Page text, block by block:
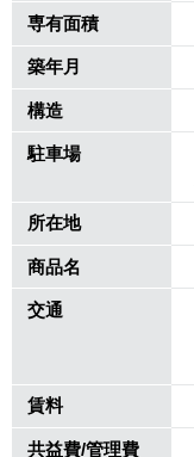
賃料
共益費/管理費
専有面積
築年月
構造
駐車場
所在地
商品名
交通